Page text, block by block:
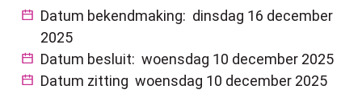
Datum bekendmaking: dinsdag 16 december
2025
Datum besluit: woensdag 10 december 2025
Datum zitting woensdag 10 december 2025